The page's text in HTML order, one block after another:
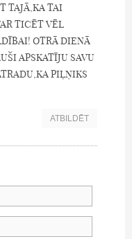
TAJĀ,KA TAI
TICĒT VĒL
OTRĀ DIENĀ
APSKATĪJU SAVU
PIĻŅIKS
ATBILDĒT